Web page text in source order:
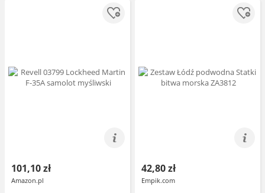
101,10 zł
Amazon.pl
42,80 zł
Empik.com